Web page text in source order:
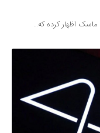
اظهار کرده که…